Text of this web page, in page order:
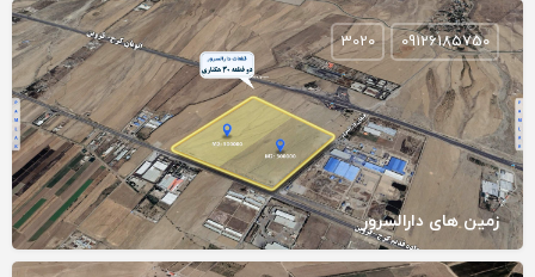
زمین های دارالسرور
09126185750
3020